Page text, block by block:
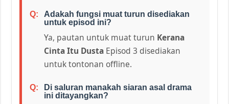
Adakah fungsi muat turun disediakan
untuk episod ini?
Ya, pautan untuk muat turun Kerana
Cinta Itu Dusta Episod 3 disediakan
untuk tontonan offline.
Di saluran manakah siaran asal drama
ini ditayangkan?